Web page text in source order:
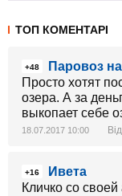
ТОП КОМЕНТАРІ
+48
Паровоз
Просто хотят
озера. А за
выкопает себе
18.07.2017 10:00
+16
Ивета
Кличко со